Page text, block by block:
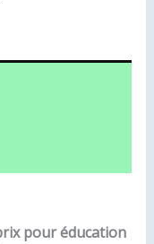
pour éducation